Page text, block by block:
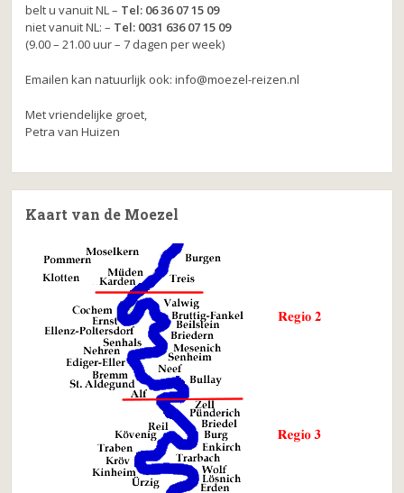
belt u vanuit NL – Tel: 06 36 07 15 09
niet vanuit NL: – Tel: 0031 636 07 15 09
(9.00 – 21.00 uur – 7 dagen per week)
Emailen kan natuurlijk ook: info@moezel-reizen.nl
Met vriendelijke groet,
Petra van Huizen
Kaart van de Moezel